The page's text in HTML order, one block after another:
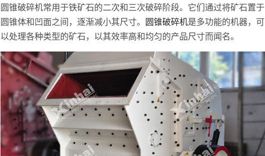
圆锥破碎机常用于铁矿石的二次和三次破碎阶段。它们通过将矿石置于
圆锥体和凹面之间，逐渐减小其尺寸。 圆锥破碎机是多功能的机器，可
以处理各种类型的矿石，以其效率高和均匀的产品尺寸而闻名。